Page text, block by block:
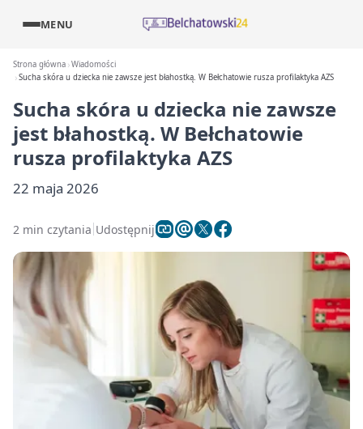
MENU
Strona główna Wiadomości
Sucha skóra u dziecka nie zawsze jest błahostką. W Bełchatowie rusza profilaktyka AZS
Sucha skóra u dziecka nie zawsze
jest błahostką. W Bełchatowie
rusza profilaktyka AZS
22 maja 2026
2 min czytania Udostępnij